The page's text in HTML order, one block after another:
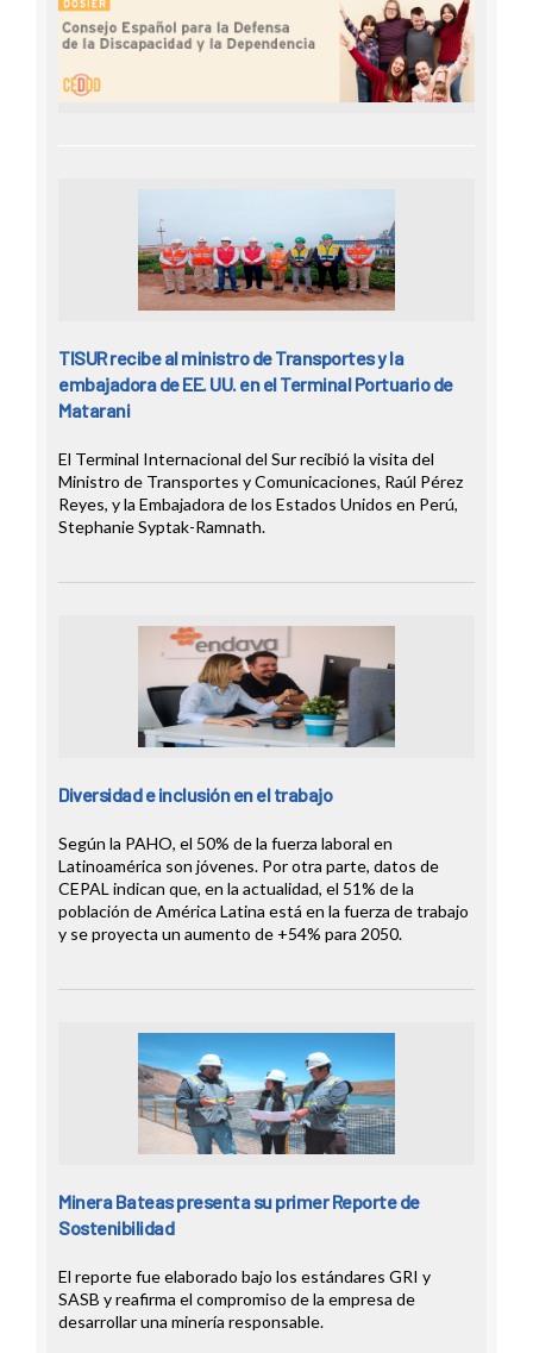
TISUR recibe al ministro de Transportes y la
embajadora de EE. UU. en el Terminal Portuario de
Matarani
El Terminal Internacional del Sur recibió la visita del
Ministro de Transportes y Comunicaciones, Raúl Pérez
Reyes, y la Embajadora de los Estados Unidos en Perú,
Stephanie Syptak-Ramnath.
Diversidad e inclusión en el trabajo
Según la PAHO, el 50% de la fuerza laboral en
Latinoamérica son jóvenes. Por otra parte, datos de
CEPAL indican que, en la actualidad, el 51% de la
población de América Latina está en la fuerza de trabajo
y se proyecta un aumento de +54% para 2050.
Minera Bateas presenta su primer Reporte de
Sostenibilidad
El reporte fue elaborado bajo los estándares GRI y
SASB y reafirma el compromiso de la empresa de
desarrollar una minería responsable.